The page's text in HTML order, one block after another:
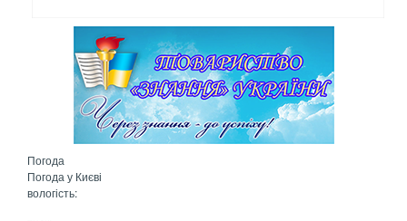
Погода
Погода у Києві
вологість: